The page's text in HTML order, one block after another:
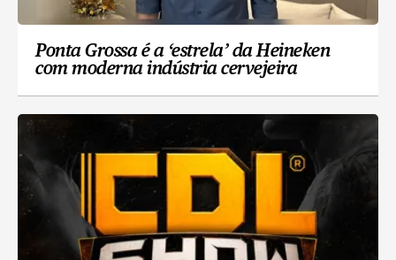
Ponta Grossa é a ‘estrela’ da Heineken
com moderna indústria cervejeira